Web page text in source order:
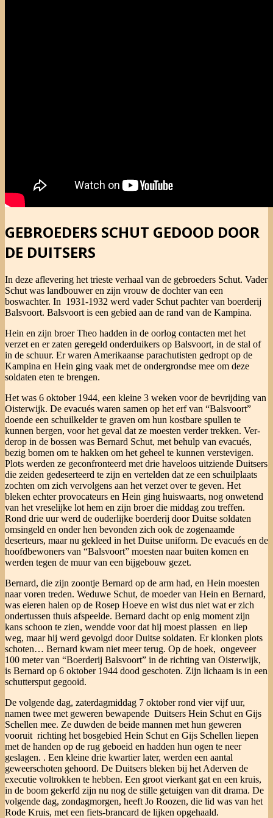
GEBROEDERS SCHUT GEDOOD DOOR
DE DUITSERS
In deze aflevering het trieste verhaal van de gebroeders Schut. Vader
Schut was landbouwer en zijn vrouw de dochter van een
boswachter. In 1931-1932 werd vader Schut pachter van boerderij
Balsvoort. Balsvoort is een gebied aan de rand van de Kampina.
Hein en zijn broer Theo hadden in de oorlog contacten met het
verzet en er zaten geregeld onderduikers op Balsvoort, in de stal of
in de schuur. Er waren Amerikaanse parachutisten gedropt op de
Kampina en Hein ging vaak met de ondergrondse mee om deze
soldaten eten te brengen.
Het was 6 okto­ber 1944, een kleine 3 weken voor de bevrijding van
Oisterwijk. De evacués waren samen op het erf van “Balsvoort”
doende een schuilkelder te graven om hun kostbare spul­len te
kunnen bergen, voor het geval dat ze moesten verder trekken. Ver­
derop in de bossen was Bernard Schut, met behulp van evacués,
bezig bomen om te hakken om het geheel te kunnen verstevigen.
Plots werden ze geconfronteerd met drie haveloos uitziende Duitsers
die zeiden gedeserteerd te zijn en vertelden dat ze een schuilplaats
zochten om zich vervolgens aan het verzet over te geven. Het
bleken echter provocateurs en Hein ging huis­waarts, nog onwetend
van het vreselijke lot hem en zijn broer die middag zou treffen.
Rond drie uur werd de ouderlijke boerderij door Duitse soldaten
omsingeld en onder hen bevonden zich ook de zogenaamde
deserteurs, maar nu gekleed in het Duitse uniform. De evacués en de
hoofdbewoners van “Balsvoort” moesten naar buiten komen en
werden tegen de muur van een bijgebouw gezet.
Bernard, die zijn zoontje Bernard op de arm had, en Hein moesten
naar voren treden. Weduwe Schut, de moeder van Hein en Bernard,
was eieren halen op de Rosep Hoeve en wist dus niet wat er zich
ondertussen thuis afspeelde. Bernard dacht op enig moment zijn
kans schoon te zien, wendde voor dat hij moest plassen en liep
weg, maar hij werd gevolgd door Duitse soldaten. Er klonken plots
schoten… Bernard kwam niet meer terug. Op de hoek, ongeveer
100 meter van “Boerderij Balsvoort” in de richting van Oisterwijk,
is Bernard op 6 oktober 1944 dood geschoten. Zijn lichaam is in een
schuttersput gegooid.
De volgende dag, zaterdagmiddag 7 oktober rond vier vijf uur,
namen twee met geweren bewapende Duitsers Hein Schut en Gijs
Schellen mee. Ze duwden de beide mannen met hun geweren
vooruit richting het bosgebied Hein Schut en Gijs Schellen liepen
met de handen op de rug geboeid en hadden hun ogen te neer
geslagen. . Een kleine drie kwartier later, werden een aantal
geweerschoten gehoord. De Duitsers bleken bij het Aderven de
executie voltrokken te hebben. Een groot vierkant gat en een kruis,
in de boom gekerfd zijn nu nog de stille getuigen van dit drama. De
volgende dag, zondagmorgen, heeft Jo Roozen, die lid was van het
Rode Kruis, met een fiets-brancard de lijken opgehaald.